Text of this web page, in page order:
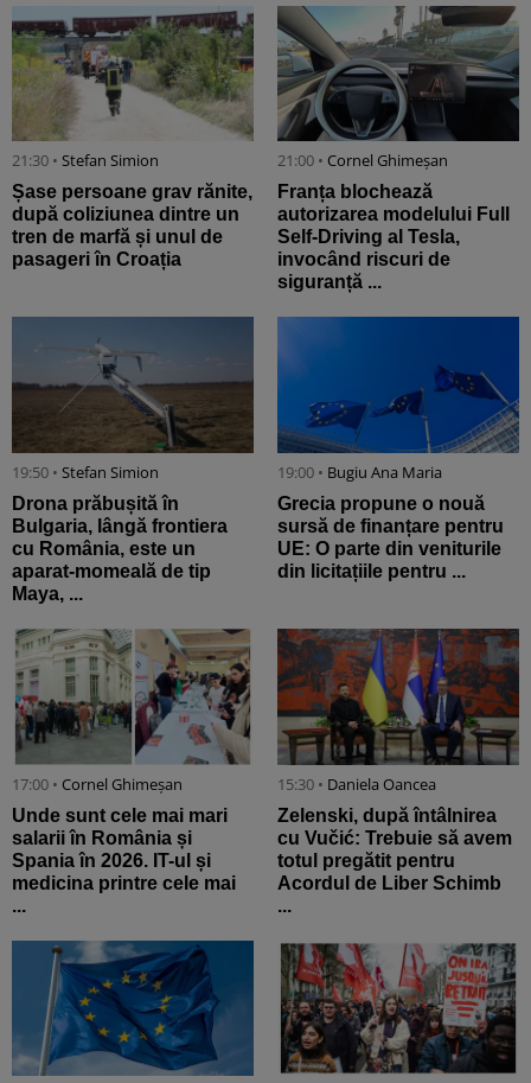
21:30 • Stefan Simion
Șase persoane grav rănite,
după coliziunea dintre un
tren de marfă și unul de
pasageri în Croația
21:00 • Cornel Ghimeșan
Franța blochează
autorizarea modelului Full
Self-Driving al Tesla,
invocând riscuri de
siguranță ...
19:50 • Stefan Simion
Drona prăbușită în
Bulgaria, lângă frontiera
cu România, este un
aparat-momeală de tip
Maya, ...
19:00 • Bugiu ⁠Ana Maria
Grecia propune o nouă
sursă de finanțare pentru
UE: O parte din veniturile
din licitațiile pentru ...
17:00 • Cornel Ghimeșan
Unde sunt cele mai mari
salarii în România și
Spania în 2026. IT-ul și
medicina printre cele mai
...
15:30 • Daniela Oancea
Zelenski, după întâlnirea
cu Vučić: Trebuie să avem
totul pregătit pentru
Acordul de Liber Schimb
...